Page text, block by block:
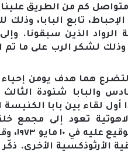
كم من الطريق
تابع البابا، وذلك
الذين سبقونا. وإلى
وذلك لشكر الرب على ما
هما هدف يومن إحياء
والبابا شنودة
أول لقاء بين بابا
تعود إلى مجمع
الأرثوذكسية الأخرى.